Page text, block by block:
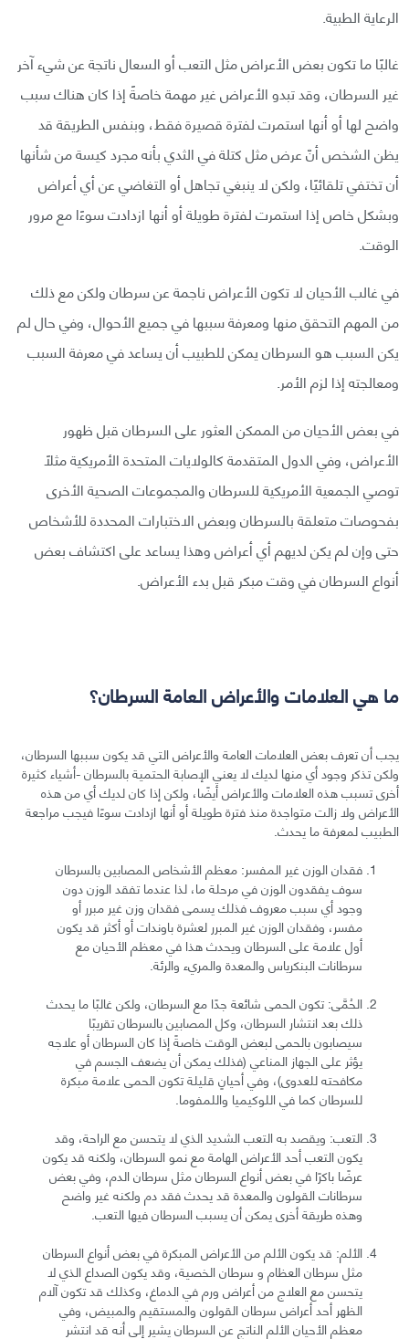
الرعاية الطبية.
غالبًا ما تكون بعض الأعراض مثل التعب أو السعال ناتجة عن شيء آخر
غير السرطان، وقد تبدو الأعراض غير مهمة خاصةً إذا كان هناك سبب
واضح لها أو أنها استمرت لفترة قصيرة فقط، وبنفس الطريقة قد
يظن الشخص أنّ عرض مثل كتلة في الثدي بأنه مجرد كيسة من شأنها
أن تختفي تلقائيًا، ولكن لا ينبغي تجاهل أو التغاضي عن أي أعراض
وبشكل خاص إذا استمرت لفترة طويلة أو أنها ازدادت سوءًا مع مرور
الوقت.
في غالب الأحيان لا تكون الأعراض ناجمة عن سرطان ولكن مع ذلك
من المهم التحقق منها ومعرفة سببها في جميع الأحوال، وفي حال لم
يكن السبب هو السرطان يمكن للطبيب أن يساعد في معرفة السبب
ومعالجته إذا لزم الأمر.
في بعض الأحيان من الممكن العثور على السرطان قبل ظهور
الأعراض، وفي الدول المتقدمة كالولايات المتحدة الأمريكية مثلًا
توصي الجمعية الأمريكية للسرطان والمجموعات الصحية الأخرى
بفحوصات متعلقة بالسرطان وبعض الاختبارات المحددة للأشخاص
حتى وإن لم يكن لديهم أي أعراض وهذا يساعد على اكتشاف بعض
أنواع السرطان في وقت مبكر قبل بدء الأعراض.
ما هي العلامات والأعراض العامة السرطان؟
يجب أن تعرف بعض العلامات العامة والأعراض التي قد يكون سببها السرطان،
ولكن تذكر وجود أي منها لديك لا يعني الإصابة الحتمية بالسرطان -أشياء كثيرة
أخرى تسبب هذه العلامات والأعراض أيضًا، ولكن إذا كان لديك أي من هذه
الأعراض ولا زالت متواجدة منذ فترة طويلة أو أنها ازدادت سوءًا فيجب مراجعة
الطبيب لمعرفة ما يحدث.
فقدان الوزن غير المفسر: معظم الأشخاص المصابين بالسرطان
سوف يفقدون الوزن في مرحلة ما، لذا عندما تفقد الوزن دون
وجود أي سبب معروف فذلك يسمى فقدان وزن غير مبرر أو
مفسر، وفقدان الوزن غير المبرر لعشرة باوندات أو أكثر قد يكون
أول علامة على السرطان ويحدث هذا في معظم الأحيان مع
سرطانات البنكرياس والمعدة والمريء والرئة.
الحُمَّى: تكون الحمى شائعة جدًا مع السرطان، ولكن غالبًا ما يحدث
ذلك بعد انتشار السرطان، وكل المصابين بالسرطان تقريبًا
سيصابون بالحمى لبعض الوقت خاصةً إذا كان السرطان أو علاجه
يؤثر على الجهاز المناعي (فذلك يمكن أن يضعف الجسم في
مكافحته للعدوى)، وفي أحيانٍ قليلة تكون الحمى علامة مبكرة
للسرطان كما في اللوكيميا واللمفوما.
التعب: ويقصد به التعب الشديد الذي لا يتحسن مع الراحة، وقد
يكون التعب أحد الأعراض الهامة مع نمو السرطان، ولكنه قد يكون
عرضًا باكرًا في بعض أنواع السرطان مثل سرطان الدم، وفي بعض
سرطانات القولون والمعدة قد يحدث فقد دم ولكنه غير واضح
وهذه طريقة أخرى يمكن أن يسبب السرطان فيها التعب.
الألم: قد يكون الألم من الأعراض المبكرة في بعض أنواع السرطان
مثل سرطان العظام و سرطان الخصية، وقد يكون الصداع الذي لا
يتحسن مع العلاج من أعراض ورم في الدماغ، وكذلك قد تكون آلام
الظهر أحد أعراض سرطان القولون والمستقيم والمبيض، وفي
معظم الأحيان الألم الناتج عن السرطان يشير إلى أنه قد انتشر